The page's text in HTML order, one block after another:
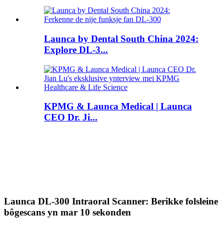
Launca by Dental South China 2024:
Explore DL-3...
KPMG & Launca Medical | Launca
CEO Dr. Ji...
Launca DL-300 Intraoral Scanner: Berikke folsleine
bôgescans yn mar 10 sekonden